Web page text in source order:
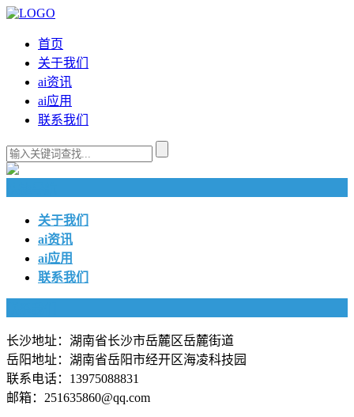
首页
关于我们
ai资讯
ai应用
联系我们
关于我们
ai资讯
ai应用
联系我们
长沙地址：湖南省长沙市岳麓区岳麓街道
岳阳地址：湖南省岳阳市经开区海凌科技园
联系电话：13975088831
邮箱：251635860@qq.com